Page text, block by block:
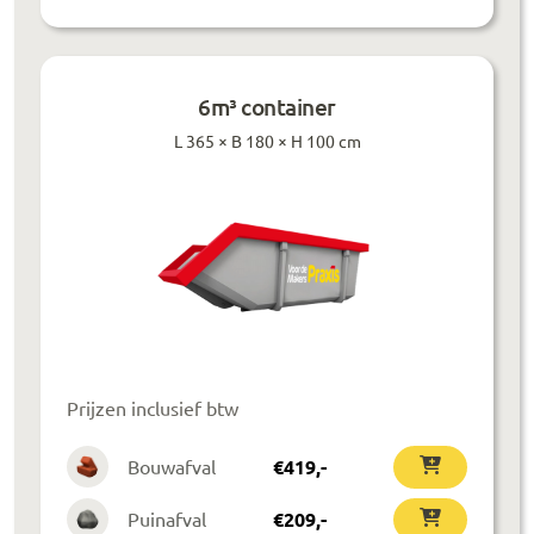
6m³ container
L 365 × B 180 × H 100 cm
Prijzen inclusief btw
Bouwafval €419,-
Puinafval €209,-